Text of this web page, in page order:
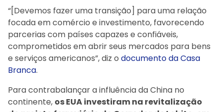
“[Devemos fazer uma transição] para uma relação
focada em comércio e investimento, favorecendo
parcerias com países capazes e confiáveis,
comprometidos em abrir seus mercados para bens
e serviços americanos”, diz o documento da Casa
Branca.
Para contrabalançar a influência da China no
continente, os EUA investiram na revitalização